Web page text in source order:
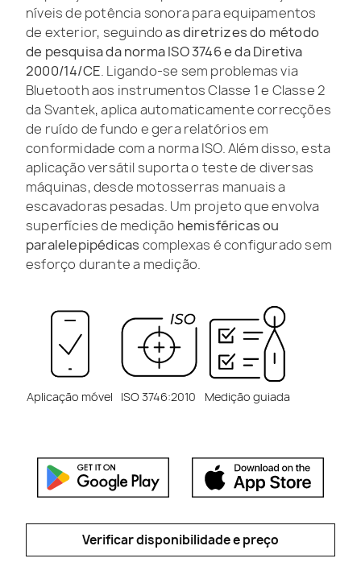
níveis de potência sonora para equipamentos
de exterior, seguindoas diretrizes do método
de pesquisa da norma ISO 3746 e da Diretiva
2000/14/CE. Ligando-se sem problemas via
Bluetooth aos instrumentos Classe 1 e Classe 2
da Svantek, aplica automaticamente correcções
de ruído de fundo e gera relatórios em
conformidade com a norma ISO. Além disso, esta
aplicação versátil suporta o teste de diversas
máquinas, desde motosserras manuais a
escavadoras pesadas. Um projeto que envolva
superfícies de medição hemisféricas ou
paralelepipédicas complexas é configurado sem
esforço durante a medição.
Aplicação móvel ISO 3746:2010 Medição guiada
Verificar disponibilidade e preço